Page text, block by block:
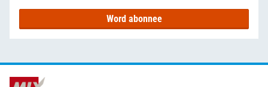
Word abonnee